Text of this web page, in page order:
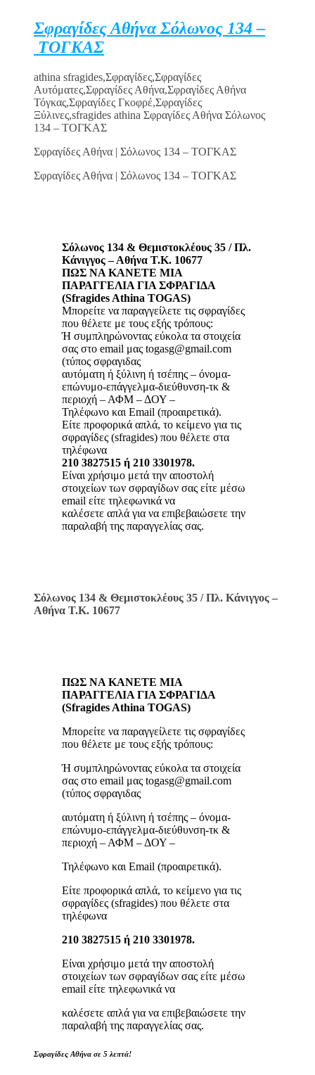
Σφραγίδες Αθήνα Σόλωνος 134 –
ΤΟΓΚΑΣ
athina sfragides,Σφραγίδες,Σφραγίδες
Αυτόματες,Σφραγίδες Αθήνα,Σφραγίδες Αθήνα
Τόγκας,Σφραγίδες Γκοφρέ,Σφραγίδες
Ξύλινες,sfragides athina Σφραγίδες Αθήνα Σόλωνος
134 – ΤΟΓΚΑΣ
Σφραγίδες Αθήνα | Σόλωνος 134 – ΤΟΓΚΑΣ
Σφραγίδες Αθήνα | Σόλωνος 134 – ΤΟΓΚΑΣ
Σόλωνος 134 & Θεμιστοκλέους 35 / Πλ.
Κάνιγγος – Αθήνα Τ.Κ. 10677
ΠΩΣ ΝΑ ΚΑΝΕΤΕ ΜΙΑ
ΠΑΡΑΓΓΕΛΙΑ ΓΙΑ ΣΦΡΑΓΙΔΑ
(Sfragides Athina TOGAS)
Μπορείτε να παραγγείλετε τις σφραγίδες
που θέλετε με τους εξής τρόπους:
Ή συμπληρώνοντας εύκολα τα στοιχεία
σας στο email μας togasg@gmail.com
(τύπος σφραγιδας
αυτόματη ή ξύλινη ή τσέπης – όνομα-
επώνυμο-επάγγελμα-διεύθυνση-τκ &
περιοχή – ΑΦΜ – ΔΟΥ –
Τηλέφωνο και Email (προαιρετικά).
Είτε προφορικά απλά, το κείμενο για τις
σφραγίδες (sfragides) που θέλετε στα
τηλέφωνα
210 3827515 ή 210 3301978.
Είναι χρήσιμο μετά την αποστολή
στοιχείων των σφραγίδων σας είτε μέσω
email είτε τηλεφωνικά να
καλέσετε απλά για να επιβεβαιώσετε την
παραλαβή της παραγγελίας σας.
Σόλωνος 134 & Θεμιστοκλέους 35 / Πλ. Κάνιγγος –
Αθήνα Τ.Κ. 10677
ΠΩΣ ΝΑ ΚΑΝΕΤΕ ΜΙΑ
ΠΑΡΑΓΓΕΛΙΑ ΓΙΑ ΣΦΡΑΓΙΔΑ
(Sfragides Athina TOGAS)
Μπορείτε να παραγγείλετε τις σφραγίδες
που θέλετε με τους εξής τρόπους:
Ή συμπληρώνοντας εύκολα τα στοιχεία
σας στο email μας togasg@gmail.com
(τύπος σφραγιδας
αυτόματη ή ξύλινη ή τσέπης – όνομα-
επώνυμο-επάγγελμα-διεύθυνση-τκ &
περιοχή – ΑΦΜ – ΔΟΥ –
Τηλέφωνο και Email (προαιρετικά).
Είτε προφορικά απλά, το κείμενο για τις
σφραγίδες (sfragides) που θέλετε στα
τηλέφωνα
210 3827515 ή 210 3301978.
Είναι χρήσιμο μετά την αποστολή
στοιχείων των σφραγίδων σας είτε μέσω
email είτε τηλεφωνικά να
καλέσετε απλά για να επιβεβαιώσετε την
παραλαβή της παραγγελίας σας.
Σφραγίδες Αθήνα σε 5 λεπτά!